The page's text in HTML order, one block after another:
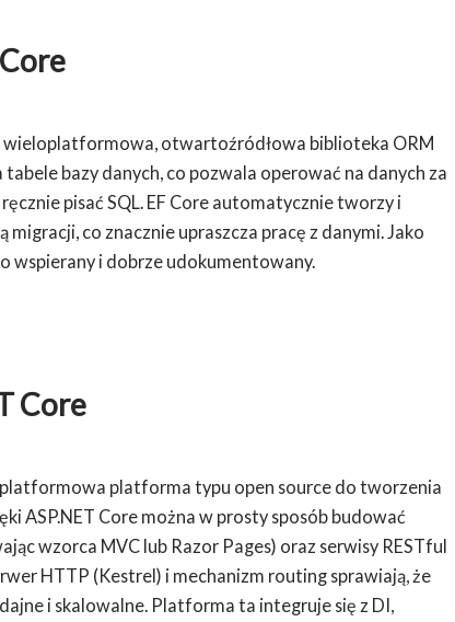
wieloplatformowa, otwartoźródłowa biblioteka ORM
bazy danych, co pozwala operować na danych za
pisać SQL. EF Core automatycznie tworzy i
co znacznie upraszcza pracę z danymi. Jako
wspierany i dobrze udokumentowany.
Core
platforma typu open source do tworzenia
ASP.NET Core można w prosty sposób budować
wzorca MVC lub Razor Pages) oraz serwisy RESTful
HTTP (Kestrel) i mechanizm routing sprawiają, że
i skalowalne. Platforma ta integruje się z DI,